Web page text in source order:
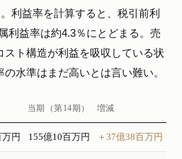
利益率を計算すると、税引前利
利益率は約4.3％にとどまる。売
スト構造が利益を吸収している状
水準はまだ高いとは言い難い。
当期（第14期） 増減
円 155億10百万円 ＋37億38百万円